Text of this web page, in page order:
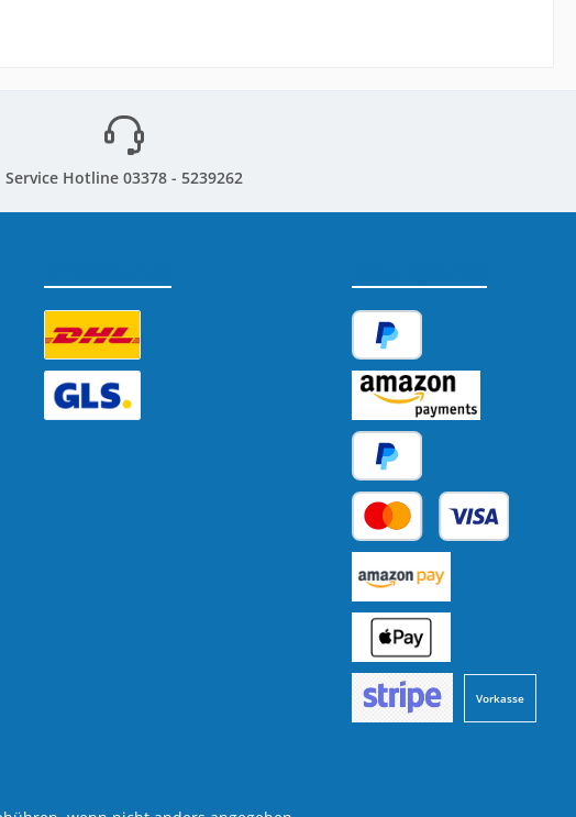
Service Hotline 03378 - 5239262
Benutzerdefiniertes Bild 1 PayPal
Amazon Pay
Später Bezahlen
Kredit- oder Debitkarte
Vorkasse
Benutzerdefiniertes Bild 1
Benutzerdefiniertes Bild 2